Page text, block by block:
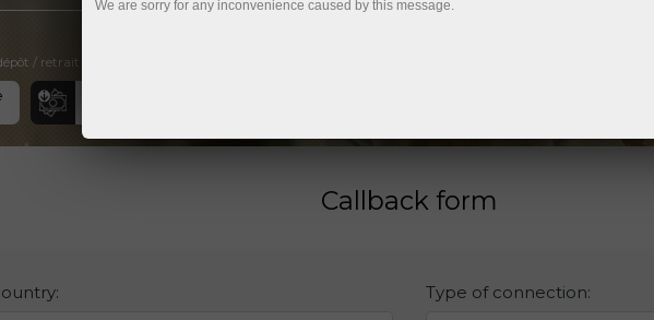
/ retrait de fonds
Callback form
Type of connection:
We are sorry for any inconvenience caused by this message.